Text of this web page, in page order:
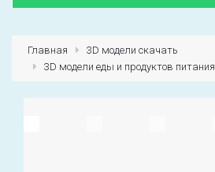
Первый раз?
Главная
3D модели скачать
3D модели еды и продуктов питания